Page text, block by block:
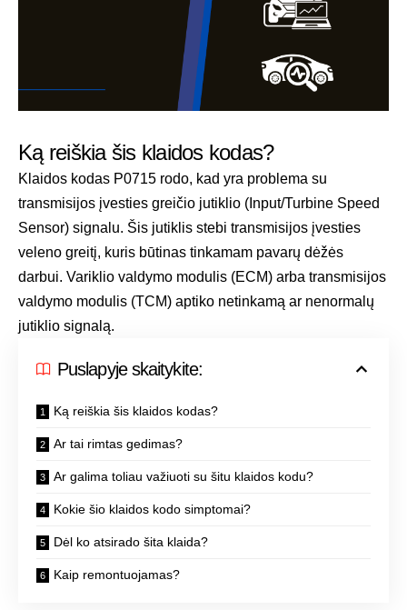
Ką reiškia šis klaidos kodas?
Klaidos kodas P0715 rodo, kad yra problema su
transmisijos įvesties greičio jutiklio (Input/Turbine Speed
Sensor) signalu. Šis jutiklis stebi transmisijos įvesties
veleno greitį, kuris būtinas tinkamam pavarų dėžės
darbui. Variklio valdymo modulis (ECM) arba transmisijos
valdymo modulis (TCM) aptiko netinkamą ar nenormalų
jutiklio signalą.
Puslapyje skaitykite:
Ką reiškia šis klaidos kodas?
Ar tai rimtas gedimas?
Ar galima toliau važiuoti su šitu klaidos kodu?
Kokie šio klaidos kodo simptomai?
Dėl ko atsirado šita klaida?
Kaip remontuojamas?